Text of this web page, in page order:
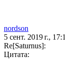
nordson
5 сент. 2019 г.,
Re[Saturnus]:
Цитата: